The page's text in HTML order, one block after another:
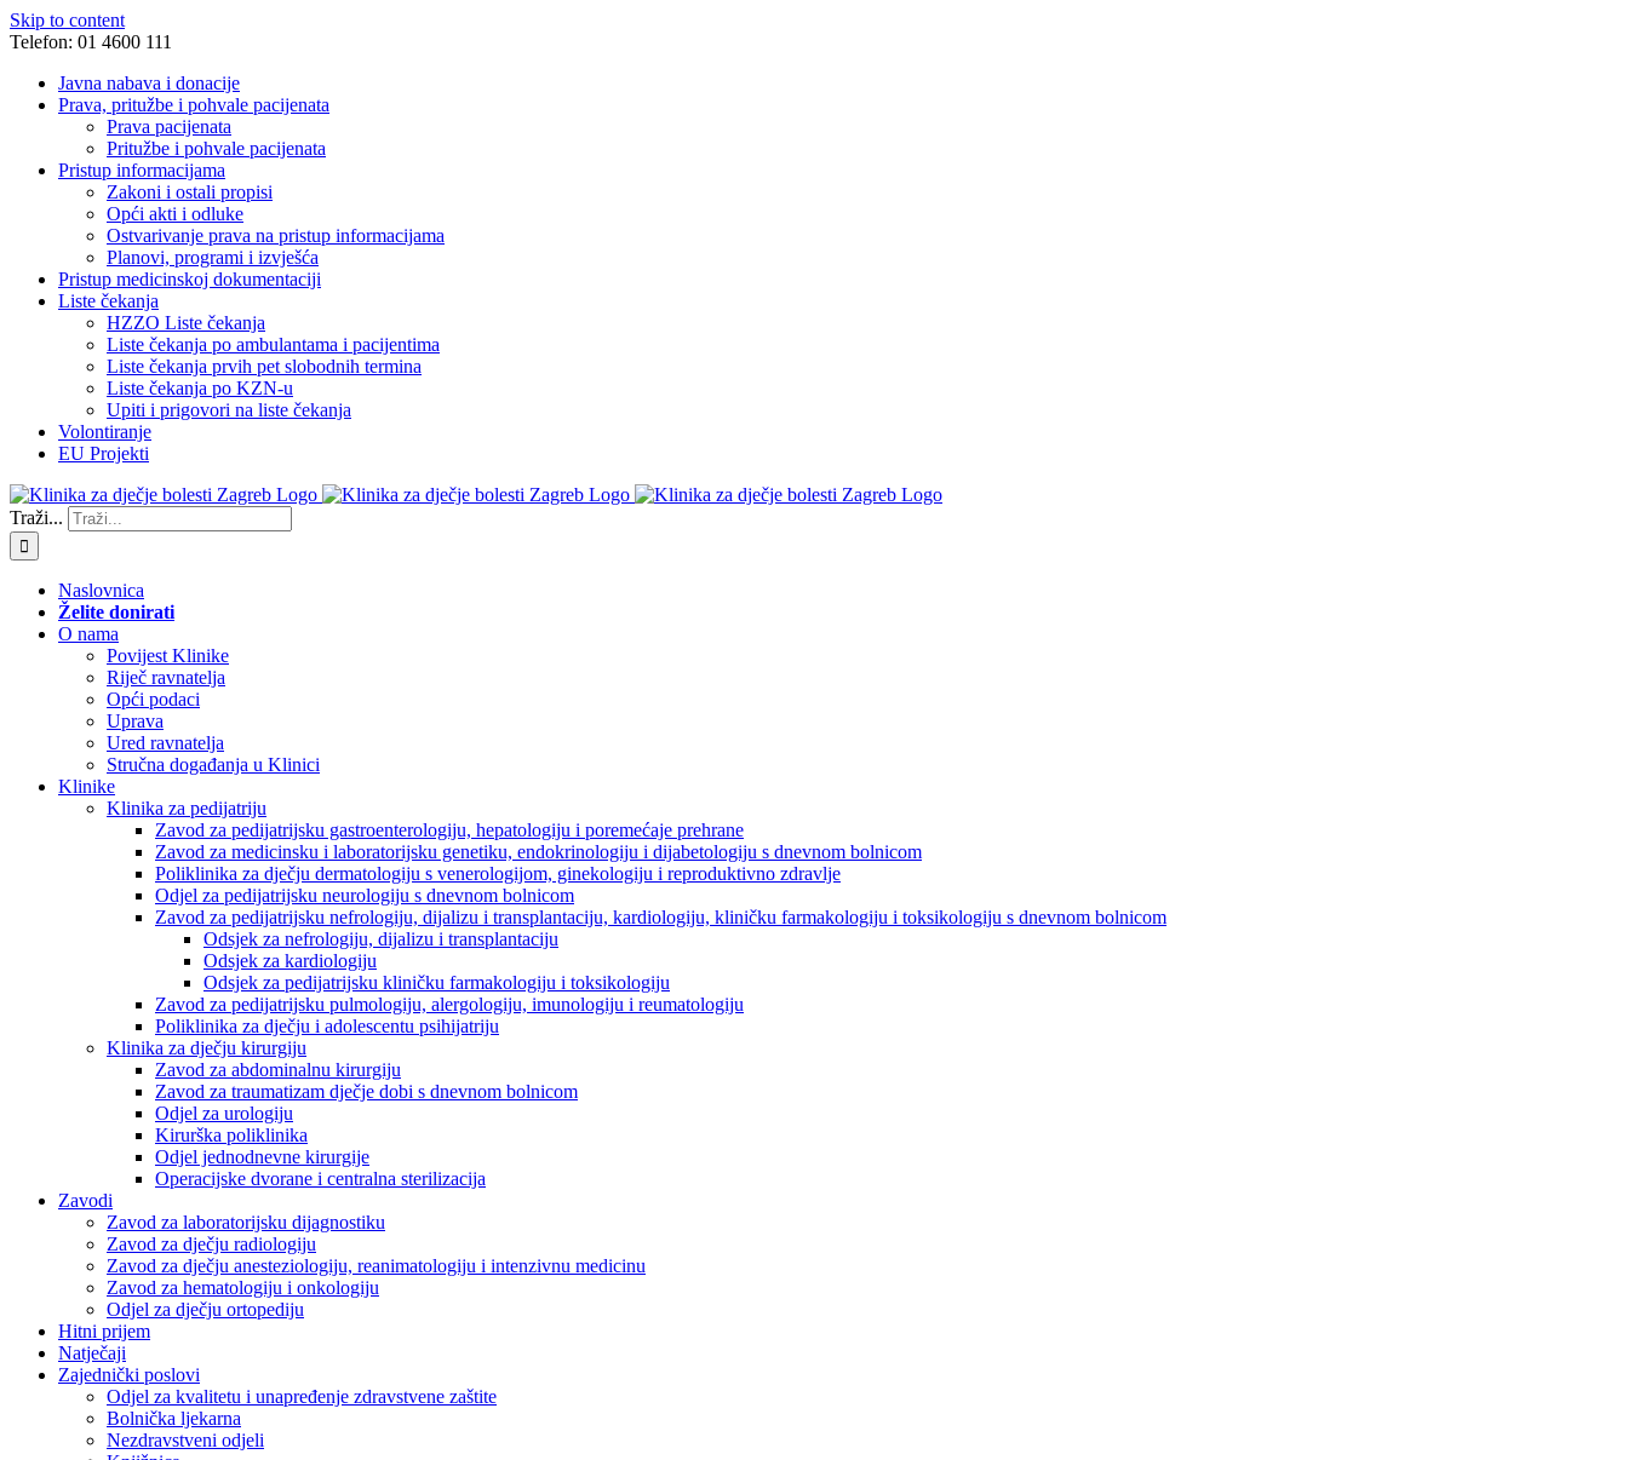
Skip to content
Telefon: 01 4600 111
Javna nabava i donacije
Prava, pritužbe i pohvale pacijenata
Prava pacijenata
Pritužbe i pohvale pacijenata
Pristup informacijama
Zakoni i ostali propisi
Opći akti i odluke
Ostvarivanje prava na pristup informacijama
Planovi, programi i izvješća
Pristup medicinskoj dokumentaciji
Liste čekanja
HZZO Liste čekanja
Liste čekanja po ambulantama i pacijentima
Liste čekanja prvih pet slobodnih termina
Liste čekanja po KZN-u
Upiti i prigovori na liste čekanja
Volontiranje
EU Projekti
Traži...
Naslovnica
Želite donirati
O nama
Povijest Klinike
Riječ ravnatelja
Opći podaci
Uprava
Ured ravnatelja
Stručna događanja u Klinici
Klinike
Klinika za pedijatriju
Zavod za pedijatrijsku gastroenterologiju, hepatologiju i poremećaje prehrane
Zavod za medicinsku i laboratorijsku genetiku, endokrinologiju i dijabetologiju s dnevnom bolnicom
Poliklinika za dječju dermatologiju s venerologijom, ginekologiju i reproduktivno zdravlje
Odjel za pedijatrijsku neurologiju s dnevnom bolnicom
Zavod za pedijatrijsku nefrologiju, dijalizu i transplantaciju, kardiologiju, kliničku farmakologiju i toksikologiju s dnevnom bolnicom
Odsjek za nefrologiju, dijalizu i transplantaciju
Odsjek za kardiologiju
Odsjek za pedijatrijsku kliničku farmakologiju i toksikologiju
Zavod za pedijatrijsku pulmologiju, alergologiju, imunologiju i reumatologiju
Poliklinika za dječju i adolescentu psihijatriju
Klinika za dječju kirurgiju
Zavod za abdominalnu kirurgiju
Zavod za traumatizam dječje dobi s dnevnom bolnicom
Odjel za urologiju
Kirurška poliklinika
Odjel jednodnevne kirurgije
Operacijske dvorane i centralna sterilizacija
Zavodi
Zavod za laboratorijsku dijagnostiku
Zavod za dječju radiologiju
Zavod za dječju anesteziologiju, reanimatologiju i intenzivnu medicinu
Zavod za hematologiju i onkologiju
Odjel za dječju ortopediju
Hitni prijem
Natječaji
Zajednički poslovi
Odjel za kvalitetu i unapređenje zdravstvene zaštite
Bolnička ljekarna
Nezdravstveni odjeli